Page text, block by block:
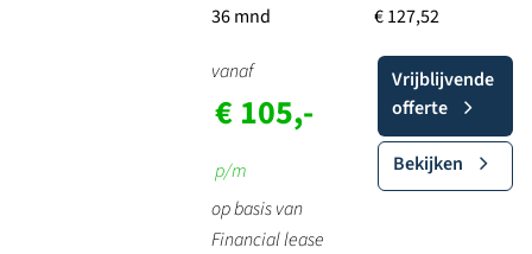
36 mnd
€ 127,52
vanaf
€ 105,-
p/m
op basis van
Financial lease
Vrijblijvende
offerte
Bekijken